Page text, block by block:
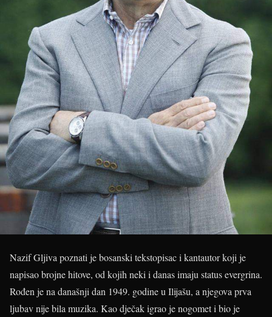
Nazif Gljiva poznati je bosanski tekstopisac i kantautor koji je
napisao brojne hitove, od kojih neki i danas imaju status evergrina.
Rođen je na današnji dan 1949. godine u Ilijašu, a njegova prva
ljubav nije bila muzika. Kao dječak igrao je nogomet i bio je